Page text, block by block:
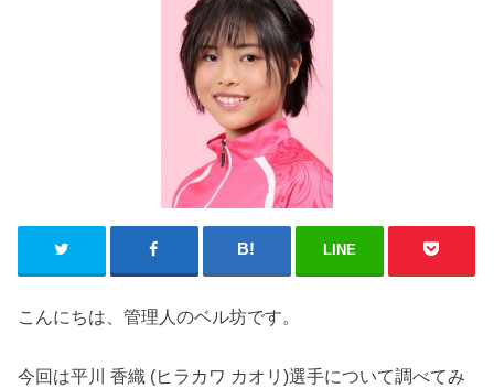
LINE
こんにちは、管理人のベル坊です。
今回は平川 香織 (ヒラカワ カオリ)選手について調べてみ